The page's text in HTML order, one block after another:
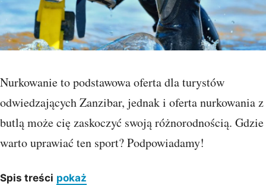
Nurkowanie to podstawowa oferta dla turystów
odwiedzających Zanzibar, jednak i oferta nurkowania z
butlą może cię zaskoczyć swoją różnorodnością. Gdzie
warto uprawiać ten sport? Podpowiadamy!
Spis treści pokaż